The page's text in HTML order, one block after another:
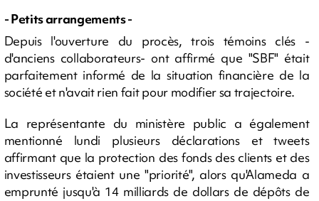
- Petits arrangements -
Depuis l'ouverture du procès, trois témoins clés -
d'anciens collaborateurs- ont affirmé que "SBF" était
parfaitement informé de la situation financière de la
société et n'avait rien fait pour modifier sa trajectoire.
La représentante du ministère public a également
mentionné lundi plusieurs déclarations et tweets
affirmant que la protection des fonds des clients et des
investisseurs étaient une "priorité", alors qu'Alameda a
emprunté jusqu'à 14 milliards de dollars de dépôts de